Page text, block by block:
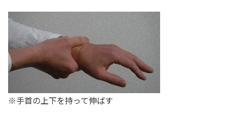
※手首の上下を持って伸ばす